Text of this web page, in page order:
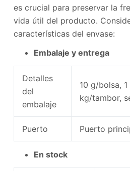
es crucial para preservar la
vida útil del producto.
características del envase:
Embalaje y entrega
Detalles
del
embalaje
10 g/bolsa,
kg/tambor,
Puerto Puerto
En stock